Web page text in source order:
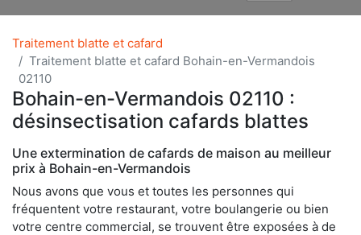
Traitement blatte et cafard
Traitement blatte et cafard Bohain-en-Vermandois
02110
Bohain-en-Vermandois 02110 :
désinsectisation cafards blattes
Une extermination de cafards de maison au meilleur
prix à Bohain-en-Vermandois
Nous avons que vous et toutes les personnes qui
fréquentent votre restaurant, votre boulangerie ou bien
votre centre commercial, se trouvent être exposées à de